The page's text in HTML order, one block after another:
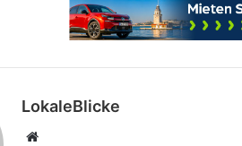
LokaleBlicke
Webseite